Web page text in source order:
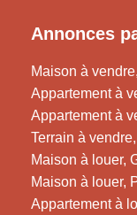
Annonces
Maison à
Appartement à
Appartement à
Terrain à
Maison à louer,
Maison à louer,
Appartement à